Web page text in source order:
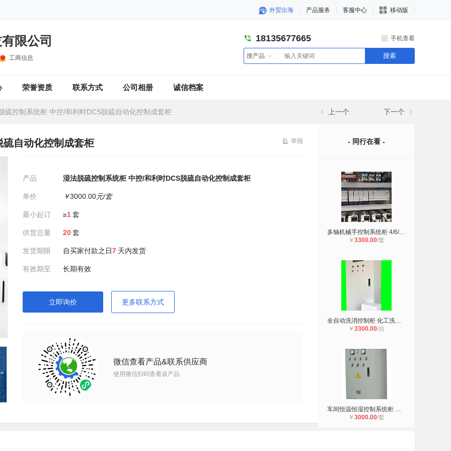
外贸出海 产品服务 客服中心 移动版
限公司
工商信息
18135677665 手机查看
搜产品 搜索
荣誉资质 联系方式 公司相册 诚信档案
硫控制系统柜 中控/和利时DCS脱硫自动化控制成套柜 上一个 下一个
自动化控制成套柜 举报
产品 湿法脱硫控制系统柜 中控/和利时DCS脱硫自动化控制成套柜
单价 ￥3000.00元/套
最小起订 ≥1套
供货总量 20套
发货期限 自买家付款之日7 天内发货
有效期至 长期有效
立即询价 更多联系方式
微信查看产品&联系供应商
使用微信扫码查看该产品
- 同行在看 -
多轴机械手控制系统柜 4/6/8轴PLC/运
￥ 3300.00/套
全自动洗消控制柜 化工洗消自动化控
￥ 3300.00/台
车间恒温恒湿控制系统柜 恒温恒湿自
￥ 3000.00/套